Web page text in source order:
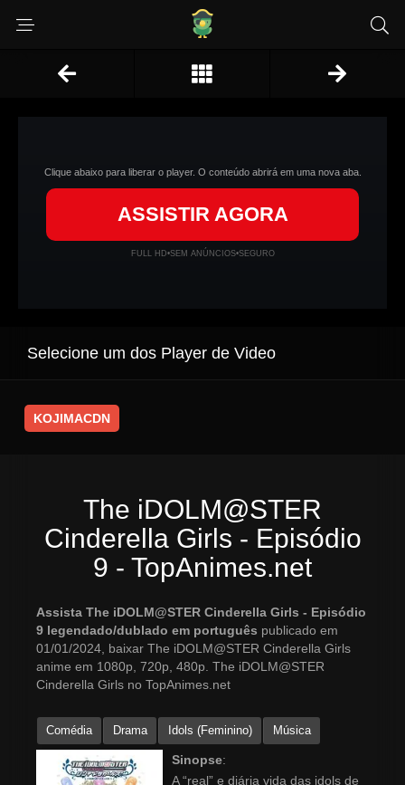
Clique abaixo para liberar o player. O conteúdo abrirá em uma nova aba.
ASSISTIR AGORA
FULL HD•SEM ANÚNCIOS•SEGURO
Selecione um dos Player de Video
KOJIMACDN
The iDOLM@STER
Cinderella Girls - Episódio
9 - TopAnimes.net
Assista The iDOLM@STER Cinderella Girls - Episódio
9 legendado/dublado em português publicado em
01/01/2024, baixar The iDOLM@STER Cinderella Girls
anime em 1080p, 720p, 480p. The iDOLM@STER
Cinderella Girls no TopAnimes.net
Comédia Drama Idols (Feminino) Música
Sinopse:
A “real” e diária vida das idols de